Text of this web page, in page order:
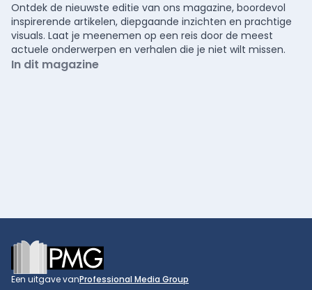
Ontdek de nieuwste editie van ons magazine, boordevol
inspirerende artikelen, diepgaande inzichten en prachtige
visuals. Laat je meenemen op een reis door de meest
actuele onderwerpen en verhalen die je niet wilt missen.
In dit magazine
Footer
Een uitgave vanProfessional Media Group